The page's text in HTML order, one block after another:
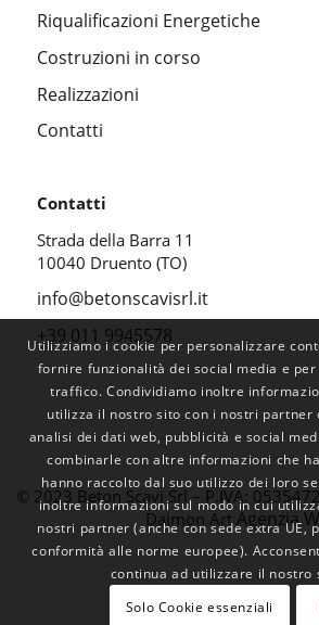
Riqualificazioni Energetiche
Costruzioni in corso
Realizzazioni
Contatti
Contatti
Strada della Barra 11
10040 Druento (TO)
info@betonscavisrl.it
+39 011 9945578
© 2023 Beton Scavi Srl – P.IVA:
Daimon ArtAgenzia
Utilizziamo i cookie per personalizzare
fornire funzionalità dei social media e
traffico. Condividiamo inoltre
utilizza il nostro sito con i nostri partner
analisi dei dati web, pubblicità e social
combinarle con altre informazioni che
hanno raccolto dal suo utilizzo dei loro
inoltre informazioni sul modo in cui
nostri partner (anche con sede extra UE,
conformità alle norme europee).
continua ad utilizzare il nostro
Solo Cookie essenziali